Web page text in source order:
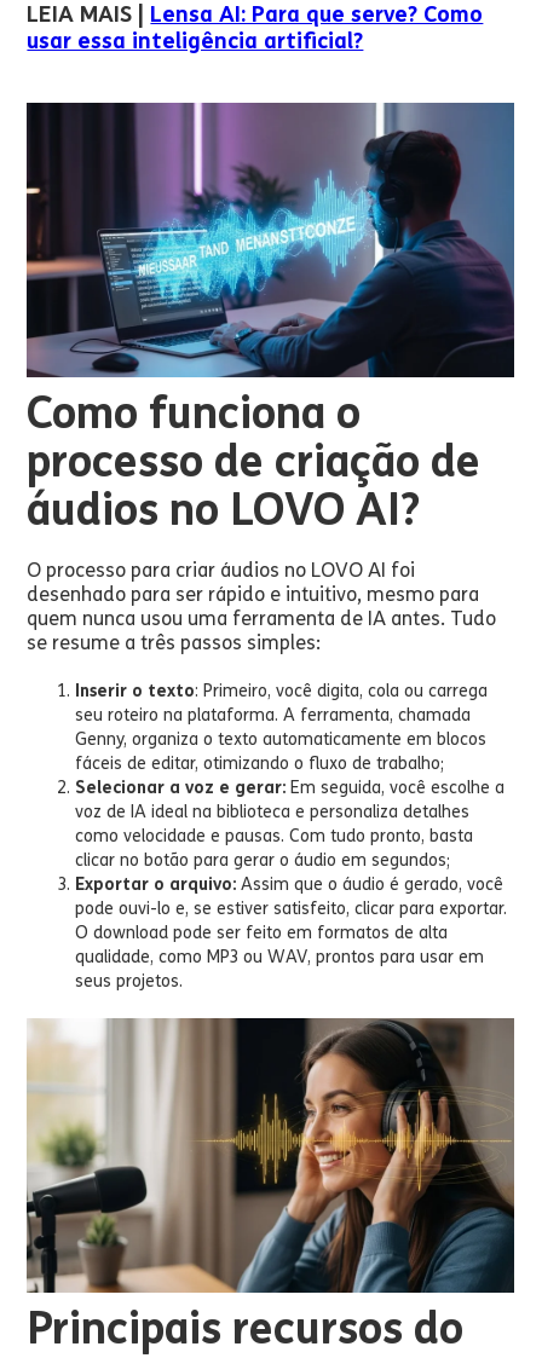
LEIA MAIS | Lensa AI: Para que serve? Como
usar essa inteligência artificial?
Como funciona o
processo de criação de
áudios no LOVO AI?
O processo para criar áudios no LOVO AI foi
desenhado para ser rápido e intuitivo, mesmo para
quem nunca usou uma ferramenta de IA antes. Tudo
se resume a três passos simples:
Inserir o texto: Primeiro, você digita, cola ou carrega
seu roteiro na plataforma. A ferramenta, chamada
Genny, organiza o texto automaticamente em blocos
fáceis de editar, otimizando o fluxo de trabalho;
Selecionar a voz e gerar: Em seguida, você escolhe a
voz de IA ideal na biblioteca e personaliza detalhes
como velocidade e pausas. Com tudo pronto, basta
clicar no botão para gerar o áudio em segundos;
Exportar o arquivo: Assim que o áudio é gerado, você
pode ouvi-lo e, se estiver satisfeito, clicar para exportar.
O download pode ser feito em formatos de alta
qualidade, como MP3 ou WAV, prontos para usar em
seus projetos.
Principais recursos do